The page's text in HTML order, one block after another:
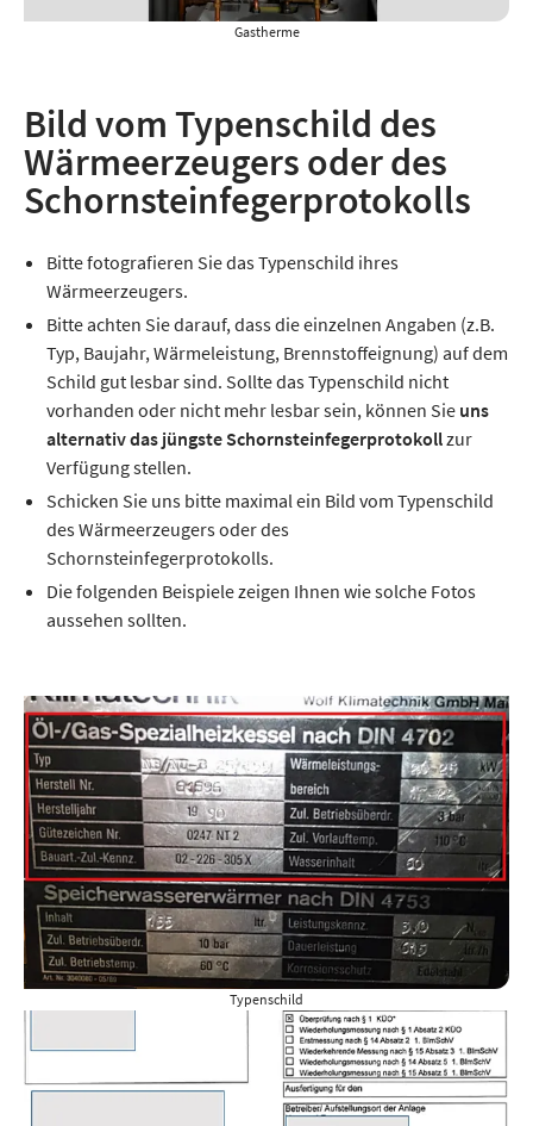
Gastherme
Bild vom Typenschild des
Wärmeerzeugers oder des
Schornsteinfegerprotokolls
Bitte fotografieren Sie das Typenschild ihres
Wärmeerzeugers.
Bitte achten Sie darauf, dass die einzelnen Angaben (z.B.
Typ, Baujahr, Wärmeleistung, Brennstoffeignung) auf dem
Schild gut lesbar sind. Sollte das Typenschild nicht
vorhanden oder nicht mehr lesbar sein, können Sie uns
alternativ das jüngste Schornsteinfegerprotokollzur
Verfügung stellen.
Schicken Sie uns bitte maximal ein Bild vom Typenschild
des Wärmeerzeugers oder des
Schornsteinfegerprotokolls.
Die folgenden Beispiele zeigen Ihnen wie solche Fotos
aussehen sollten.
Typenschild